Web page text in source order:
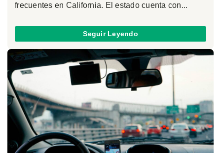
frecuentes en California. El estado cuenta con...
Seguir Leyendo